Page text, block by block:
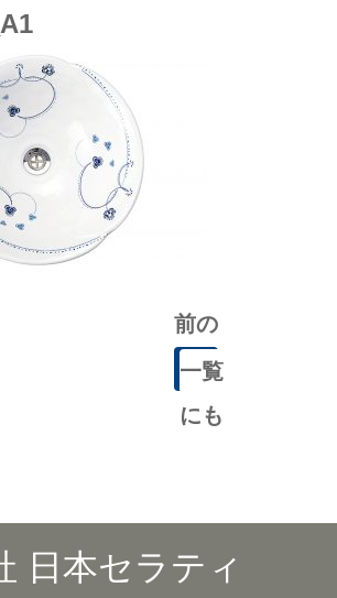
前の
記事
一覧
にも
日本セラティ